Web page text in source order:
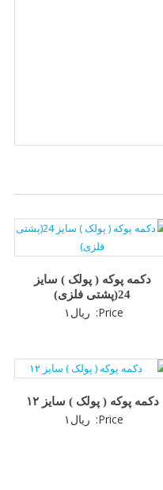
دکمه پوکه ( پولک ) سایز
24(پشتی فلزی)
Price: ریال ۱
دکمه پوکه ( پولک ) سایز ۱۲
Price: ریال ۱